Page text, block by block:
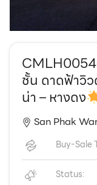
ชั้น ดาดฟ้าวิ
น่า – หางดง
San Phak
Buy-Sale
Status: